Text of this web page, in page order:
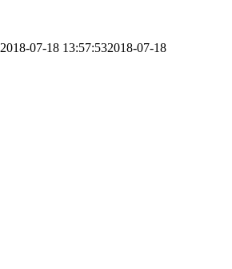
2018-07-18 13:57:532018-07-18